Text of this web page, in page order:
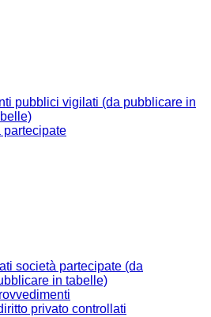
pubblici vigilati (da pubblicare in
partecipate
società partecipate (da
in tabelle)
privato controllati